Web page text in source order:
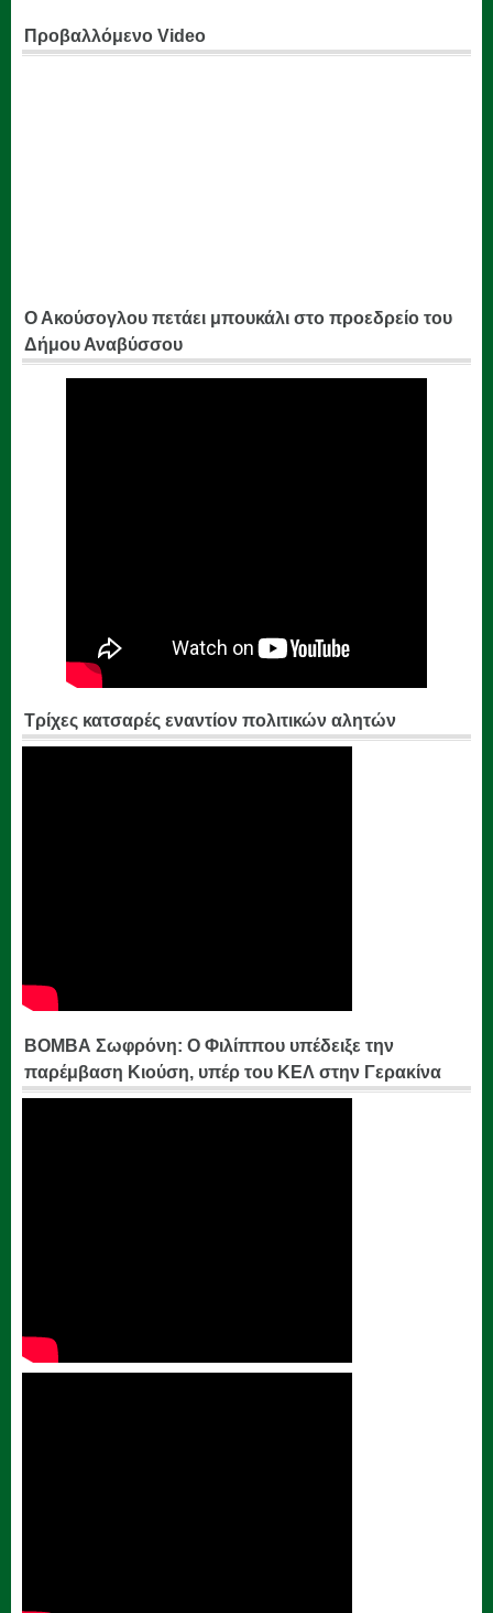
Προβαλλόμενο Video
Ο Ακούσογλου πετάει μπουκάλι στο προεδρείο του
Δήμου Αναβύσσου
Τρίχες κατσαρές εναντίον πολιτικών αλητών
ΒΟΜΒΑ Σωφρόνη: Ο Φιλίππου υπέδειξε την
παρέμβαση Κιούση, υπέρ του ΚΕΛ στην Γερακίνα